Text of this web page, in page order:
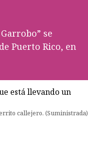
se
Puerto Rico, en
callejero. (Suministrada)